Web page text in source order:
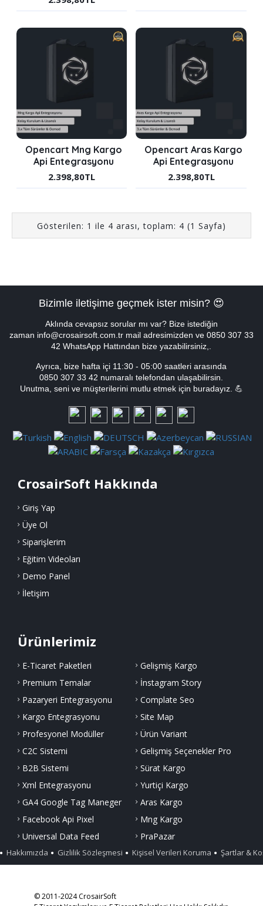
Opencart Mng Kargo
Api Entegrasyonu
2.398,80TL
Opencart Aras Kargo
Api Entegrasyonu
2.398,80TL
Gösterilen: 1 ile 4 arası, toplam: 4 (1 Sayfa)
Bizimle iletişime geçmek ister misin? 😍
Aklında cevapsız sorular mı var? Bize istediğin
zaman info@crosairsoft.com.tr mail adresimizden ve 0850 307 33
42 WhatsApp Hattından bize yazabilirsiniz,.
Ayrıca, bize hafta içi 11:30 - 05:00 saatleri arasında
0850 307 33 42 numaralı telefondan ulaşabilirsin.
Unutma, seni ve müşterilerini mutlu etmek için buradayız. 💪
CrosairSoft Hakkında
Giriş Yap
Üye Ol
Siparişlerim
Eğitim Videoları
Demo Panel
İletişim
Ürünlerimiz
E-Ticaret Paketleri
Premium Temalar
Pazaryeri Entegrasyonu
Kargo Entegrasyonu
Profesyonel Modüller
C2C Sistemi
B2B Sistemi
Xml Entegrasyonu
GA4 Google Tag Maneger
Facebook Api Pixel
Universal Data Feed
Gelişmiş Kargo
İnstagram Story
Complate Seo
Site Map
Ürün Variant
Gelişmiş Seçenekler Pro
Sürat Kargo
Yurtiçi Kargo
Aras Kargo
Mng Kargo
PraPazar
Hakkımızda Gizlilik Sözleşmesi Kişisel Verileri Koruma Şartlar &
© 2011-2024 CrosairSoft